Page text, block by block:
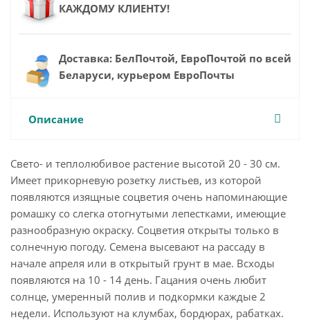
КАЖДОМУ КЛИЕНТУ!
Доставка: БелПочтой, ЕвроПочтой по всей
Беларуси, курьером ЕвроПочты
Описание
Свето- и теплолюбивое растение высотой 20 - 30 см.
Имеет прикорневую розетку листьев, из которой
появляются изящные соцветия очень напоминающие
ромашку со слегка отогнутыми лепестками, имеющие
разнообразную окраску. Соцветия открыты только в
солнечную погоду. Семена высевают на рассаду в
начале апреля или в открытый грунт в мае. Всходы
появляются на 10 - 14 день. Гацания очень любит
солнце, умеренный полив и подкормки каждые 2
недели. Используют на клумбах, бордюрах, рабатках.